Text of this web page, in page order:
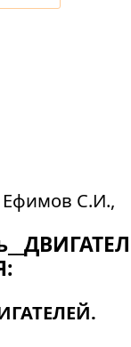
Ефимов С.И.,